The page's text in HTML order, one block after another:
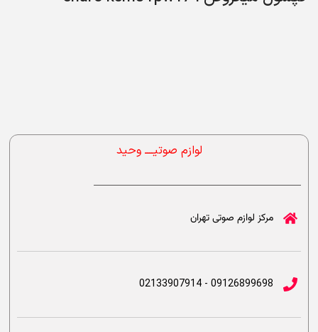
لوازم صوتیــــ وحید
مرکز لوازم صوتی تهران
09126899698 - 02133907914